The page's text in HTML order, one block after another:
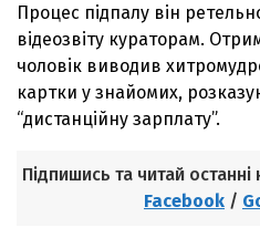
Процес підпалу він
відеозвіту кураторам.
чоловік виводив
картки у знайомих,
“дистанційну зарплату”.
Підпишись та читай
Facebook /